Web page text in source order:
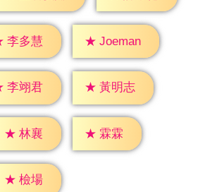
李多慧 ★ Joeman
李翊君 ★ 黃明志
★ 林襄 ★ 霖霖
★ 檢場